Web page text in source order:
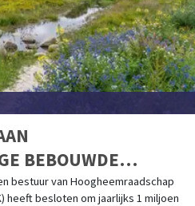
BEBOUWDE
bestuur van Hoogheemraadschap
heeft besloten om jaarlijks 1 miljoen